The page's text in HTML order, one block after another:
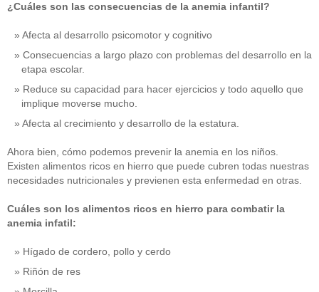
¿Cuáles son las consecuencias de la anemia infantil?
Afecta al desarrollo psicomotor y cognitivo
Consecuencias a largo plazo con problemas del desarrollo en la
etapa escolar.
Reduce su capacidad para hacer ejercicios y todo aquello que
implique moverse mucho.
Afecta al crecimiento y desarrollo de la estatura.
Ahora bien, cómo podemos prevenir la anemia en los niños.
Existen alimentos ricos en hierro que puede cubren todas nuestras
necesidades nutricionales y previenen esta enfermedad en otras.
Cuáles son los alimentos ricos en hierro para combatir la
anemia infatil:
Hígado de cordero, pollo y cerdo
Riñón de res